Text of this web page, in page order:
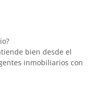
bien desde el
inmobiliarios con